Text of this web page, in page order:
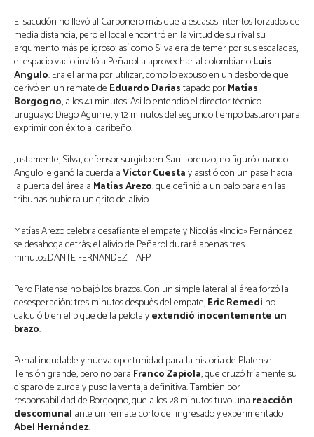
El sacudón no llevó al Carbonero más que a escasos intentos forzados de
media distancia, pero el local encontró en la virtud de su rival su
argumento más peligroso: así como Silva era de temer por sus escaladas,
el espacio vacío invitó a Peñarol a aprovechar al colombianoLuis
Angulo. Era el arma por utilizar, como lo expuso en un desborde que
derivó en un remate de Eduardo Dariastapado porMatías
Borgogno, a los 41 minutos. Así lo entendió el director técnico
uruguayo Diego Aguirre, y 12 minutos del segundo tiempo bastaron para
exprimir con éxito al caribeño.
Justamente, Silva, defensor surgido en San Lorenzo, no figuró cuando
Angulo le ganó la cuerda aVíctor Cuestay asistió con un pase hacia
la puerta del área a Matías Arezo, que definió a un palo para en las
tribunas hubiera un grito de alivio.
Matías Arezo celebra desafiante el empate y Nicolás «Indio» Fernández
se desahoga detrás; el alivio de Peñarol durará apenas tres
minutos.DANTE FERNANDEZ – AFP
Pero Platense no bajó los brazos. Con un simple lateral al área forzó la
desesperación: tres minutos después del empate,Eric Remedi no
calculó bien el pique de la pelota yextendió inocentemente un
brazo.
Penal indudable y nueva oportunidad para la historia de Platense.
Tensión grande, pero no para Franco Zapiola, que cruzó fríamente su
disparo de zurda y puso la ventaja definitiva. También por
responsabilidad de Borgogno, que a los 28 minutos tuvo una reacción
descomunal ante un remate corto del ingresado y experimentado
Abel Hernández.